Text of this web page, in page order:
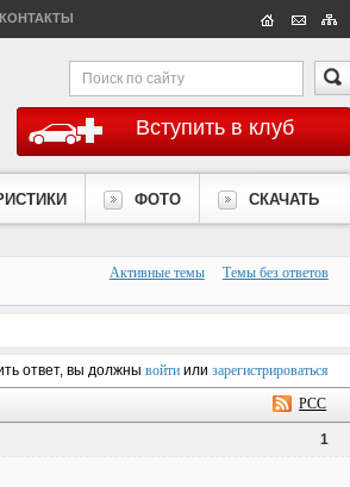
КОНТАКТЫ
Вступить в клуб
ФОТО СКАЧАТЬ
Активные темы Темы без ответов
ответ, вы должны войтиили зарегистрироваться
РСС
1